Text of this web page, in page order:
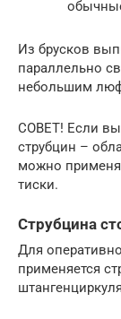
Из брусков
параллельно
небольшим
СОВЕТ! Если вы
струбцин –
можно
тиски.
Струбцина
Для
применяется